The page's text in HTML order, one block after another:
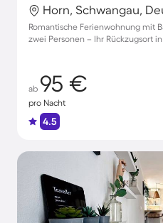
Horn, Schwangau,
Romantische Ferienwohnung mit
zwei Personen – Ihr Rückzugsort
ab 95 €
pro Nacht
4.5